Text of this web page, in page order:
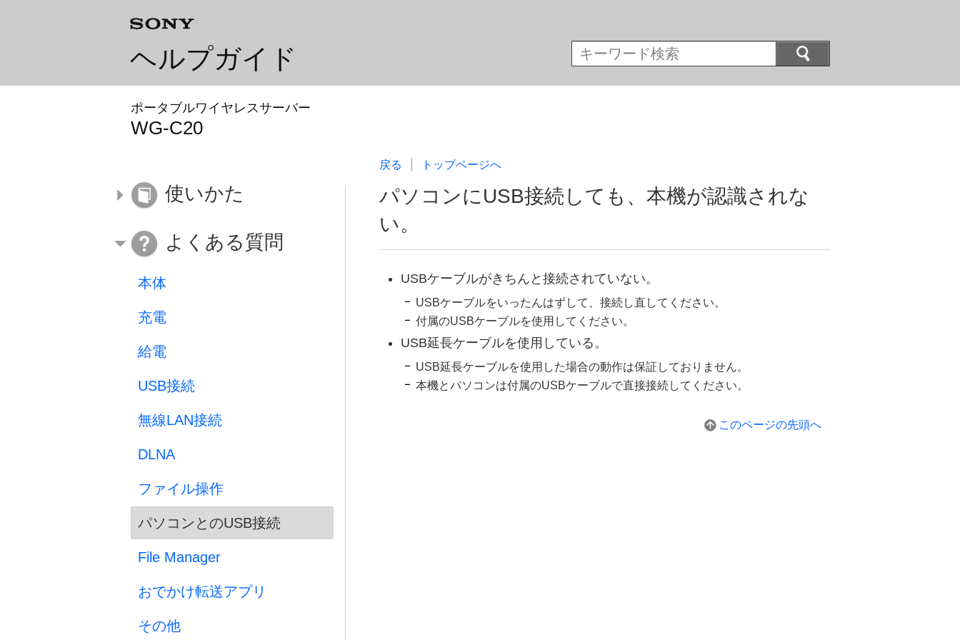
ヘルプガイド
ポータブルワイヤレスサーバー
WG-C20
戻る トップページへ
パソコンにUSB接続しても、本機が認識されな
い。
USBケーブルがきちんと接続されていない。
USBケーブルをいったんはずして、接続し直してください。
付属のUSBケーブルを使用してください。
USB延長ケーブルを使用している。
USB延長ケーブルを使用した場合の動作は保証しておりません。
本機とパソコンは付属のUSBケーブルで直接接続してください。
このページの先頭へ
使いかた
よくある質問
本体
充電
給電
USB接続
無線LAN接続
DLNA
ファイル操作
パソコンとのUSB接続
File Manager
おでかけ転送アプリ
その他